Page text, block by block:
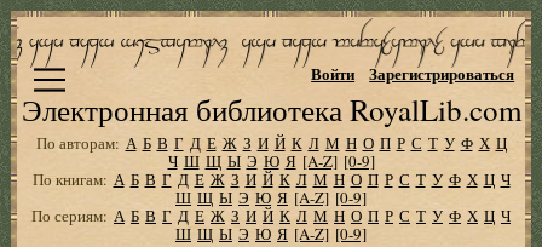
Электронная библиотека RoyalLib.com
Войти Зарегистрироваться
По авторам: А Б В Г Д Е Ж З И Й К Л М Н О П Р С Т У Ф Х Ц
Ч Ш Щ Ы Э Ю Я [A-Z] [0-9]
По книгам: А Б В Г Д Е Ж З И Й К Л М Н О П Р С Т У Ф Х Ц Ч
Ш Щ Ы Э Ю Я [A-Z] [0-9]
По сериям: А Б В Г Д Е Ж З И Й К Л М Н О П Р С Т У Ф Х Ц Ч
Ш Щ Ы Э Ю Я [A-Z] [0-9]